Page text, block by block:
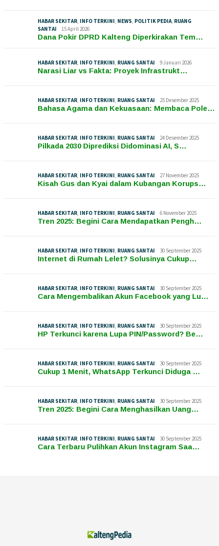
HABAR SEKITAR INFO TERKINI NEWS POLITIK PEDIA RUANG
SANTAI
15 April 2026
Dana Pokir DPRD Kalteng Diperkirakan Tem…
HABAR SEKITAR INFO TERKINI RUANG SANTAI 9 Januari 2026
Narasi Liar vs Fakta: Proyek Infrastrukt…
HABAR SEKITAR INFO TERKINI RUANG SANTAI 25 Desember 2025
Bahasa Agama dan Kekuasaan: Membaca Pole…
HABAR SEKITAR INFO TERKINI RUANG SANTAI 24 Desember 2025
Pilkada 2030 Diprediksi Didominasi AI, S…
HABAR SEKITAR INFO TERKINI RUANG SANTAI 27 November 2025
Kisah Gus dan Kyai dalam Kubangan Korups…
HABAR SEKITAR INFO TERKINI RUANG SANTAI 6 November 2025
Tren 2025: Begini Cara Mendapatkan Pengh…
HABAR SEKITAR INFO TERKINI RUANG SANTAI 30 September 2025
Internet di Rumah Lelet? Solusinya Cukup…
HABAR SEKITAR INFO TERKINI RUANG SANTAI 30 September 2025
Cara Mengembalikan Akun Facebook yang Lu…
HABAR SEKITAR INFO TERKINI RUANG SANTAI 30 September 2025
HP Terkunci karena Lupa PIN/Password? Be…
HABAR SEKITAR INFO TERKINI RUANG SANTAI 30 September 2025
Cukup 1 Menit, WhatsApp Terkunci Diduga …
HABAR SEKITAR INFO TERKINI RUANG SANTAI 30 September 2025
Tren 2025: Begini Cara Menghasilkan Uang…
HABAR SEKITAR INFO TERKINI RUANG SANTAI 30 September 2025
Cara Terbaru Pulihkan Akun Instagram Saa…